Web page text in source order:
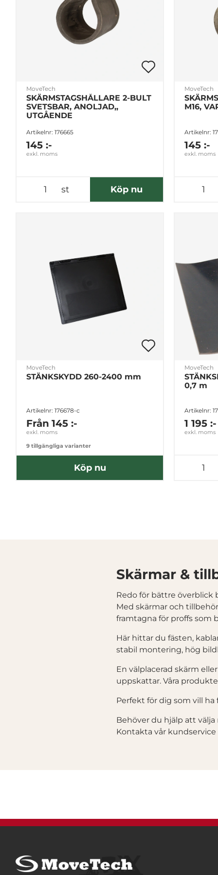
MoveTech
SKÄRMSTAGSHÅLLARE 2-BULT
SVETSBAR, ANOLJAD,,
UTGÅENDE
Artikelnr: 176665
145 :-
exkl. moms
st Köp nu
MoveTech
M16,
Artikelnr:
145 :-
exkl. moms
MoveTech
STÄNKSKYDD 260-2400 mm
Artikelnr: 176678-c
Från 145 :-
exkl. moms
9 tillgängliga varianter
Köp nu
MoveTech
0,7 m
Artikelnr:
1 195 :-
exkl. moms
Skärmar &
Redo för bättre överblick
Med skärmar och
framtagna för proffs som
Här hittar du fästen,
stabil montering, hög
En välplacerad skärm
uppskattar. Våra
Perfekt för dig som vill
Behöver du hjälp att
Kontakta vår